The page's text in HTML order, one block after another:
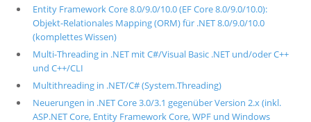
Entity Framework Core 8.0/9.0/10.0 (EF Core 8.0/9.0/10.0):
Objekt-Relationales Mapping (ORM) für .NET 8.0/9.0/10.0
(komplettes Wissen)
Multi-Threading in .NET mit C#/Visual Basic .NET und/oder C++
und C++/CLI
Multithreading in .NET/C# (System.Threading)
Neuerungen in .NET Core 3.0/3.1 gegenüber Version 2.x (inkl.
ASP.NET Core, Entity Framework Core, WPF und Windows